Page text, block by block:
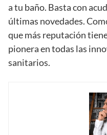
a tu baño. Basta con
últimas novedades.
que más reputación
pionera en todas las
sanitarios.